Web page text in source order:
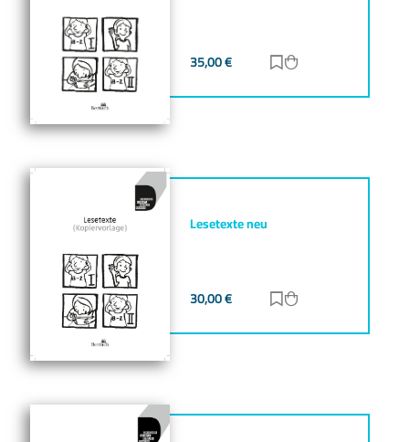
35,00€ Zur Merkliste
Lesetexte neu
30,00€ Zur Merkliste